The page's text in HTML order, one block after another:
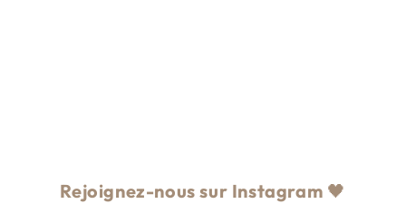
Rejoignez-nous sur Instagram 🖤